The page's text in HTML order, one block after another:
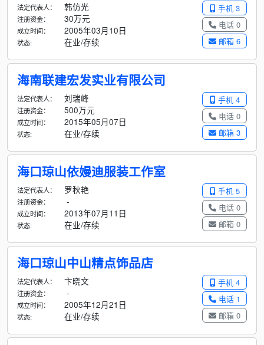
手机 3
电话 0
邮箱 6
法定代表人： 韩仿光
注册资金： 30万元
成立时间： 2005年03月10日
状态: 在业/存续
海南联建宏发实业有限公司
手机 4
电话 0
邮箱 3
法定代表人： 刘瑞峰
注册资金： 500万元
成立时间： 2015年05月07日
状态: 在业/存续
海口琼山依嫚迪服装工作室
手机 5
电话 0
邮箱 0
法定代表人： 罗秋艳
注册资金： -
成立时间： 2013年07月11日
状态: 在业/存续
海口琼山中山精点饰品店
手机 4
电话 1
邮箱 0
法定代表人： 卞晓文
注册资金： -
成立时间： 2005年12月21日
状态: 在业/存续